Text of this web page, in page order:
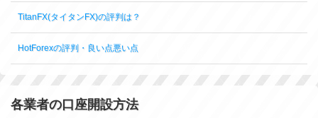
TitanFX(タイタンFX)の評判は？
HotForexの評判・良い点悪い点
各業者の口座開設方法